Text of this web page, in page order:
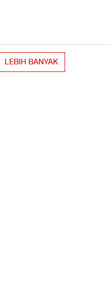
LEBIH BANYAK